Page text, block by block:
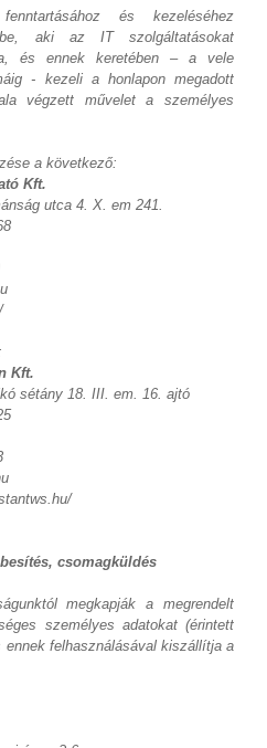
és kezeléséhez
aki az IT szolgáltatásokat
és ennek keretében – a vele
- kezeli a honlapon megadott
végzett művelet a személyes
a következő:
Kft.
utca 4. X. em 241.
Kft.
sétány 18. III. em. 16. ajtó
csomagküldés
megkapják a megrendelt
személyes adatokat (érintett
felhasználásával kiszállítja a